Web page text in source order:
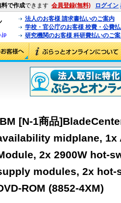
料で作成できます 会員登録(無料) ログイン
法人のお客様 請求書払いのご案内
学校・官公庁のお客様 校費・公費
研究機関のお客様 科研費払いのご
[N-1商品
midplane, 1x
2x 2900W hot-
modules, 2x hot-
ROM (8852-4XM)